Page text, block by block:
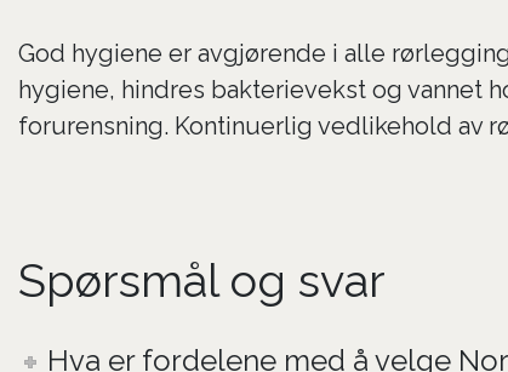
God hygiene er avgjørende i alle
hygiene, hindres bakterievekst og vannet
forurensning. Kontinuerlig vedlikehold av
Spørsmål og svar
Hva er fordelene med å velge